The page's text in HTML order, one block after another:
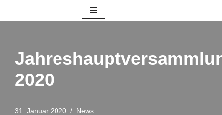
2020
31. Januar 2020 News